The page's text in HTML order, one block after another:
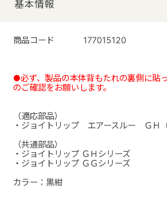
基本情報
商品コード 177015120
●必ず、製品の本体背もたれの裏側に貼
のご確認をお願いします。
（適応部品）
・ジョイトリップ エアースルー ＧＨ（
（共通部品）
・ジョイトリップ ＧＨシリーズ
・ジョイトリップ ＧＧシリーズ
カラー：黒紺